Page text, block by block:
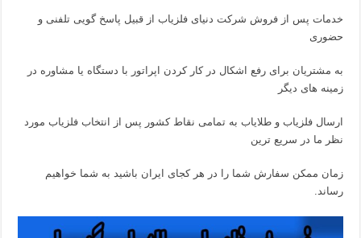
خدمات پس از فروش شرکت دنیای فلزیاب از قبیل پاسخ گویی تلفنی و
حضوری
به مشتریان برای رفع اشکال در کار کردن اپراتور با دستگاه یا مشاوره در
زمینه های دیگر
ارسال فلزیاب و طلایاب به تمامی نقاط کشور پس از انتخاب فلزیاب مورد
نظر ما در سریع ترین
زمان ممکن سفارش شما را در هر کجای ایران باشید به شما خواهیم
رساند.